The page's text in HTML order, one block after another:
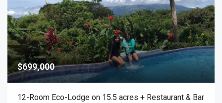
$699,000
12-Room Eco-Lodge on 15.5 acres + Restaurant & Bar